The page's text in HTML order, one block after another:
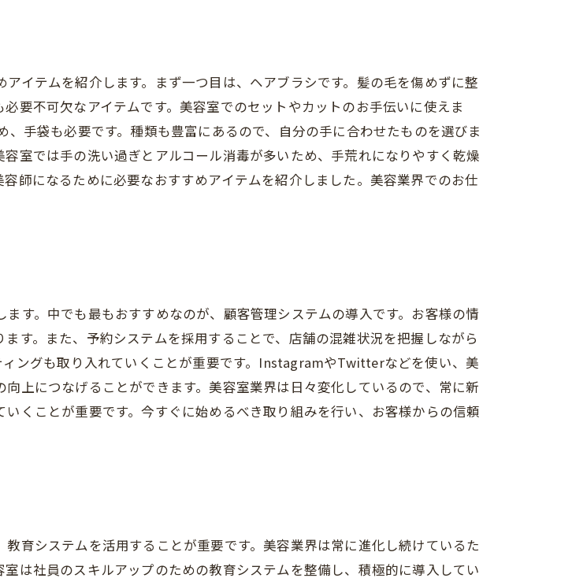
イテムを紹介します。まず一つ目は、ヘアブラシです。髪の毛を傷めずに整
要不可欠なアイテムです。美容室でのセットやカットのお手伝いに使えま
手袋も必要です。種類も豊富にあるので、自分の手に合わせたものを選びま
室では手の洗い過ぎとアルコール消毒が多いため、手荒れになりやすく乾燥
師になるために必要なおすすめアイテムを紹介しました。美容業界でのお仕
す。中でも最もおすすめなのが、顧客管理システムの導入です。お客様の情
す。また、予約システムを採用することで、店舗の混雑状況を把握しながら
ングも取り入れていくことが重要です。InstagramやTwitterなどを使い、美
上につなげることができます。美容室業界は日々変化しているので、常に新
くことが重要です。今すぐに始めるべき取り組みを行い、お客様からの信頼
育システムを活用することが重要です。美容業界は常に進化し続けているた
は社員のスキルアップのための教育システムを整備し、積極的に導入してい